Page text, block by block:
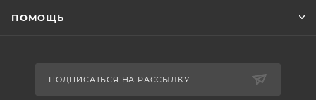
ПОМОЩЬ
ПОДПИСАТЬСЯ НА РАССЫЛКУ